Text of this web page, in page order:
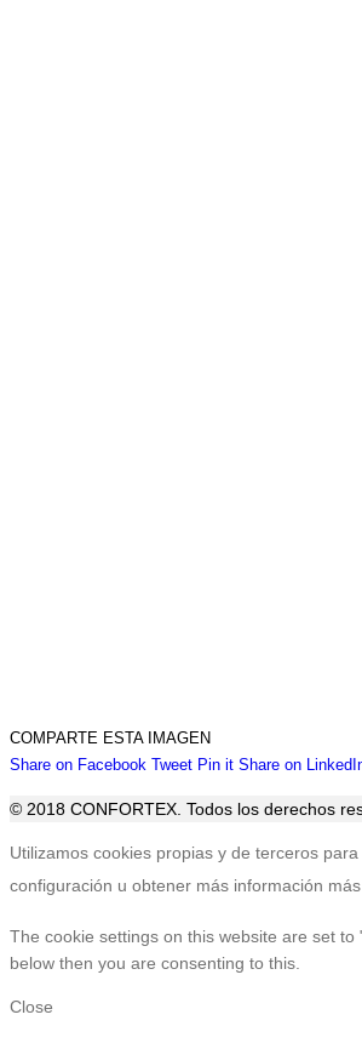
COMPARTE ESTA IMAGEN
Share on Facebook Share
Facebook
TweetShare
Twitter
Pin itShare
Pinterest
Share on
© 2018 CONFORTEX. Todos los derechos
IrUtilizamos cookies propias y de terceros
configuración u obtener más información
The cookie settings on this website are set
below then you are consenting to this.
Close